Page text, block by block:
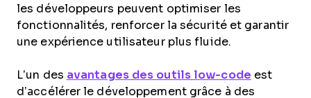
les développeurs peuvent optimiser les
fonctionnalités, renforcer la sécurité et garantir
une expérience utilisateur plus fluide.
L’un des avantages des outils low-code est
d’accélérer le développement grâce à des